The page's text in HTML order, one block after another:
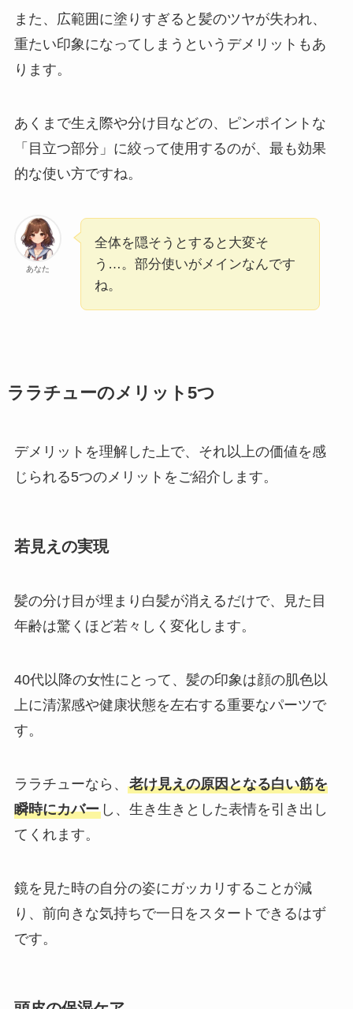
また、広範囲に塗りすぎると髪のツヤが失われ、
重たい印象になってしまうというデメリットもあ
ります。
あくまで生え際や分け目などの、ピンポイントな
「目立つ部分」に絞って使用するのが、最も効果
的な使い方ですね。
あなた
全体を隠そうとすると大変そ
う…。部分使いがメインなんです
ね。
ララチューのメリット5つ
デメリットを理解した上で、それ以上の価値を感
じられる5つのメリットをご紹介します。
若見えの実現
髪の分け目が埋まり白髪が消えるだけで、見た目
年齢は驚くほど若々しく変化します。
40代以降の女性にとって、髪の印象は顔の肌色以
上に清潔感や健康状態を左右する重要なパーツで
す。
ララチューなら、 老け見えの原因となる白い筋を
瞬時にカバーし、生き生きとした表情を引き出し
てくれます。
鏡を見た時の自分の姿にガッカリすることが減
り、前向きな気持ちで一日をスタートできるはず
です。